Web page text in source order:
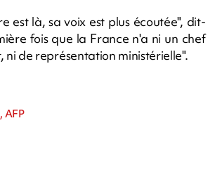
est là, sa voix est plus écoutée", dit-
fois que la France n'a ni un chef
ni de représentation ministérielle".
AFP